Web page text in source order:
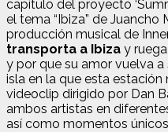
capítulo del proyecto
el tema “Ibiza” de Juancho
producción musical de
transporta a Ibiza y
y por que su amor vuelva
isla en la que esta
videoclip dirigido por Dan
ambos artistas en
así como momentos